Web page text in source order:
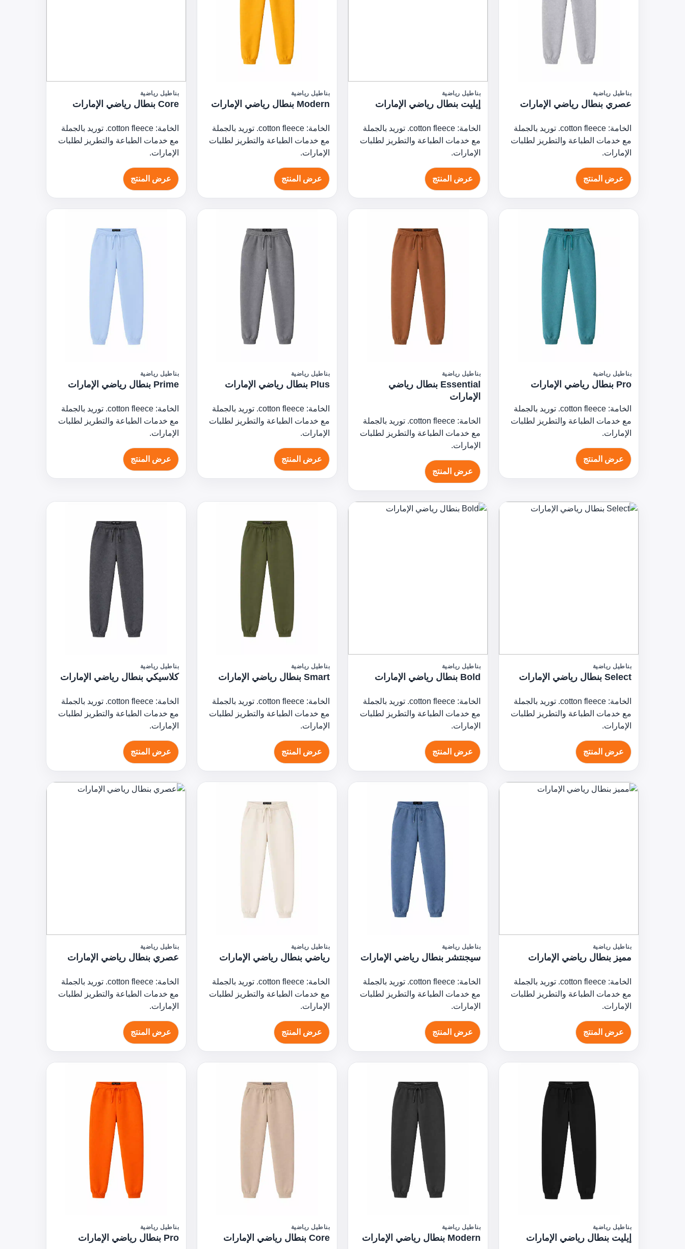
بناطيل رياضية
عصري بنطال رياضي الإمارات
الخامة: cotton fleece. توريد بالجملة
مع خدمات الطباعة والتطريز لطلبات
الإمارات.
عرض المنتج
بناطيل رياضية
إيليت بنطال رياضي الإمارات
الخامة: cotton fleece. توريد بالجملة
مع خدمات الطباعة والتطريز لطلبات
الإمارات.
عرض المنتج
بناطيل رياضية
Modern بنطال رياضي الإمارات
الخامة: cotton fleece. توريد بالجملة
مع خدمات الطباعة والتطريز لطلبات
الإمارات.
عرض المنتج
بناطيل رياضية
Core بنطال رياضي الإمارات
الخامة: cotton fleece. توريد بالجملة
مع خدمات الطباعة والتطريز لطلبات
الإمارات.
عرض المنتج
بناطيل رياضية
Pro بنطال رياضي الإمارات
الخامة: cotton fleece. توريد بالجملة
مع خدمات الطباعة والتطريز لطلبات
الإمارات.
عرض المنتج
بناطيل رياضية
Essential بنطال رياضي
الإمارات
الخامة: cotton fleece. توريد بالجملة
مع خدمات الطباعة والتطريز لطلبات
الإمارات.
عرض المنتج
بناطيل رياضية
Plus بنطال رياضي الإمارات
الخامة: cotton fleece. توريد بالجملة
مع خدمات الطباعة والتطريز لطلبات
الإمارات.
عرض المنتج
بناطيل رياضية
Prime بنطال رياضي الإمارات
الخامة: cotton fleece. توريد بالجملة
مع خدمات الطباعة والتطريز لطلبات
الإمارات.
عرض المنتج
بناطيل رياضية
Select بنطال رياضي الإمارات
الخامة: cotton fleece. توريد بالجملة
مع خدمات الطباعة والتطريز لطلبات
الإمارات.
عرض المنتج
بناطيل رياضية
Bold بنطال رياضي الإمارات
الخامة: cotton fleece. توريد بالجملة
مع خدمات الطباعة والتطريز لطلبات
الإمارات.
عرض المنتج
بناطيل رياضية
Smart بنطال رياضي الإمارات
الخامة: cotton fleece. توريد بالجملة
مع خدمات الطباعة والتطريز لطلبات
الإمارات.
عرض المنتج
بناطيل رياضية
كلاسيكي بنطال رياضي الإمارات
الخامة: cotton fleece. توريد بالجملة
مع خدمات الطباعة والتطريز لطلبات
الإمارات.
عرض المنتج
بناطيل رياضية
مميز بنطال رياضي الإمارات
الخامة: cotton fleece. توريد بالجملة
مع خدمات الطباعة والتطريز لطلبات
الإمارات.
عرض المنتج
بناطيل رياضية
سيجنتشر بنطال رياضي الإمارات
الخامة: cotton fleece. توريد بالجملة
مع خدمات الطباعة والتطريز لطلبات
الإمارات.
عرض المنتج
بناطيل رياضية
رياضي بنطال رياضي الإمارات
الخامة: cotton fleece. توريد بالجملة
مع خدمات الطباعة والتطريز لطلبات
الإمارات.
عرض المنتج
بناطيل رياضية
عصري بنطال رياضي الإمارات
الخامة: cotton fleece. توريد بالجملة
مع خدمات الطباعة والتطريز لطلبات
الإمارات.
عرض المنتج
بناطيل رياضية
إيليت بنطال رياضي الإمارات
بناطيل رياضية
Modern بنطال رياضي الإمارات
بناطيل رياضية
Core بنطال رياضي الإمارات
بناطيل رياضية
Pro بنطال رياضي الإمارات